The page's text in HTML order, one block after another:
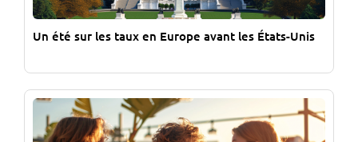
Un été sur les taux en Europe avant les États-Unis